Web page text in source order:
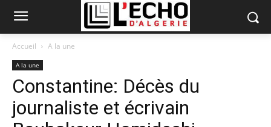
Accueil A la une
A la une
Constantine: Décès du
journaliste et écrivain